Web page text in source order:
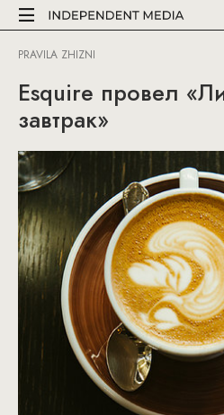
PRAVILA ZHIZNI
Esquire провел
завтрак»